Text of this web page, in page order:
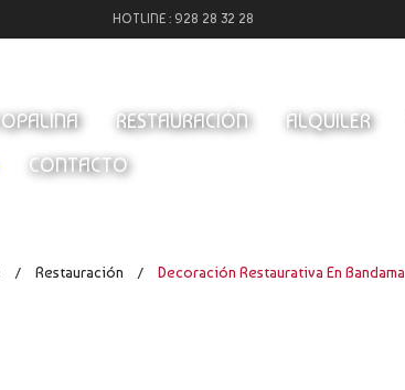
HOTLINE : 928 28 32 28
RESTAURACIÓN ALQUILER
CONTACTO
/ Restauración / Decoración Restaurativa En Bandama